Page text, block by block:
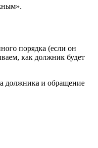
порядка (если он
как должник будет
должника и обращение